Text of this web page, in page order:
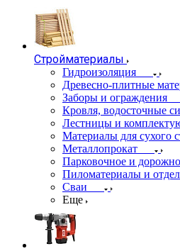
Стройматериалы
Гидроизоляция
Древесно-плитные
Заборы и ограждения
Кровля, водосточные
Лестницы и
Материалы для сухого
Металлопрокат
Парковочное и
Пиломатериалы и
Сваи
Еще